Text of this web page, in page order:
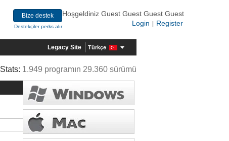
Bize destek
Destekçiler perks alır
Hoşgeldiniz Guest Guest Guest Guest
Login
Register
Legacy Site Türkçe
Stats: 1.949 programın 29.360 sürümü